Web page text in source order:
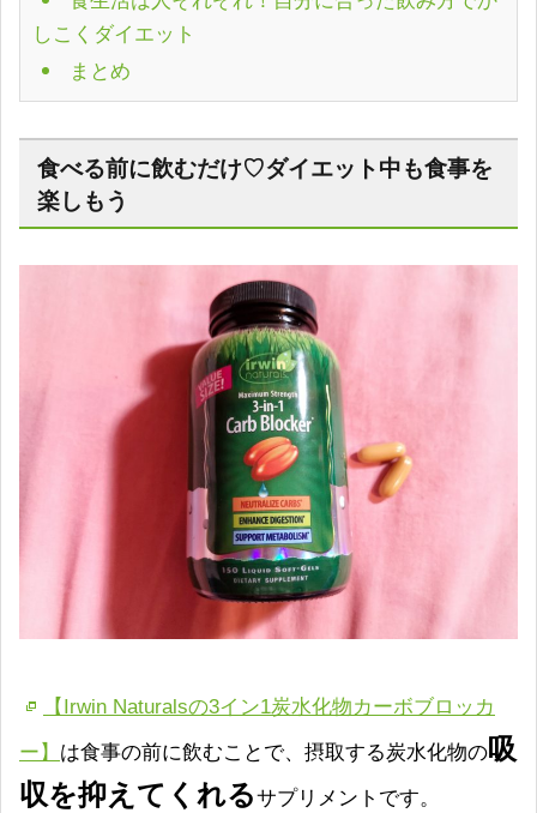
しこくダイエット
まとめ
食べる前に飲むだけ♡ダイエット中も食事を
楽しもう
【Irwin Naturalsの3イン1炭水化物カーボブロッカ
ー】 は食事の前に飲むことで、摂取する炭水化物の吸
収を抑えてくれるサプリメントです。